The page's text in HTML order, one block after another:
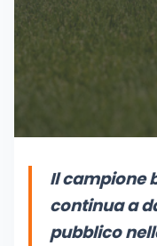
Il campione
continua a
pubblico